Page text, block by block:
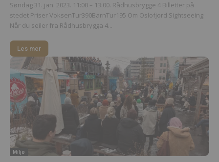
Søndag 31. jan. 2023. 11:00 – 13:00. Rådhusbrygge 4 Billetter på
stedet Priser VoksenTur390BarnTur195 Om Oslofjord Sightseeing
Når du seiler fra Rådhusbrygga 4...
Les mer
Miljø